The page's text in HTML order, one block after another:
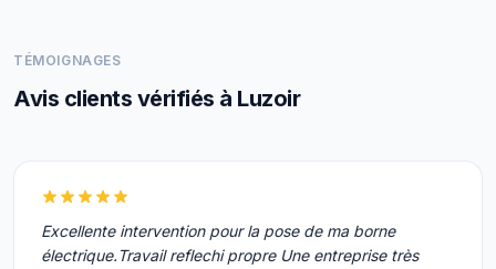
TÉMOIGNAGES
Avis clients vérifiés à Luzoir
Excellente intervention pour la pose de ma borne
électrique.Travail reflechi propre Une entreprise très